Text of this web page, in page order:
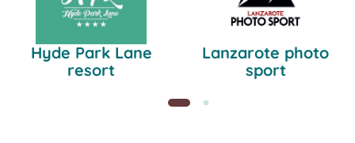
Hyde Park Lane
resort
Lanzarote photo
sport